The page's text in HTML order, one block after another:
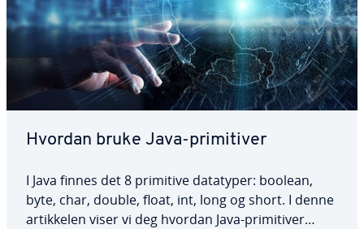
Hvordan bruke Java-primitiver
I Java finnes det 8 primitive datatyper: boolean,
byte, char, double, float, int, long og short. I denne
artikkelen viser vi deg hvordan Java-primitiver